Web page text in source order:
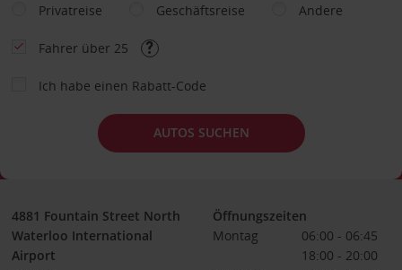
Privatreise
Geschäftsreise Andere
Fahrer über 25
Ich habe einen Rabatt-Code
AUTOS SUCHEN
4881 Fountain Street North
Waterloo International
Airport
Öffnungszeiten
Montag
06:00 - 06:45
18:00 - 20:00